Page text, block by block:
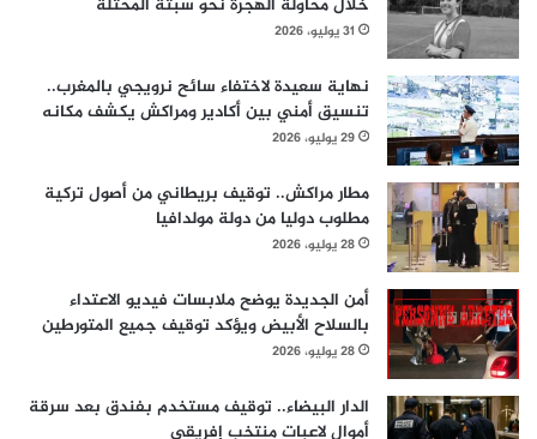
31 يوليو، 2026
نهاية سعيدة لاختفاء سائح نرويجي بالمغرب..
تنسيق أمني بين أكادير ومراكش يكشف مكانه
29 يوليو، 2026
مطار مراكش.. توقيف بريطاني من أصول تركية
مطلوب دوليا من دولة مولدافيا
28 يوليو، 2026
أمن الجديدة يوضح ملابسات فيديو الاعتداء
بالسلاح الأبيض ويؤكد توقيف جميع المتورطين
28 يوليو، 2026
الدار البيضاء.. توقيف مستخدم بفندق بعد سرقة
أموال لاعبات منتخب إفريقي